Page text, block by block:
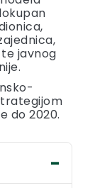
javnog
do 2020.